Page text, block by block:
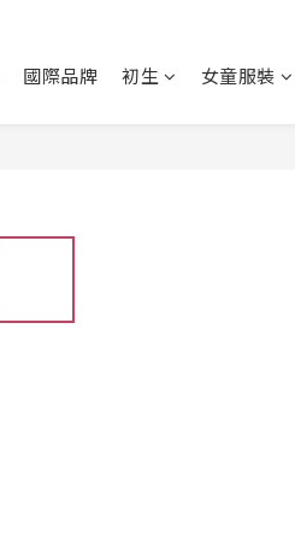
國際品牌 初生 女童服裝